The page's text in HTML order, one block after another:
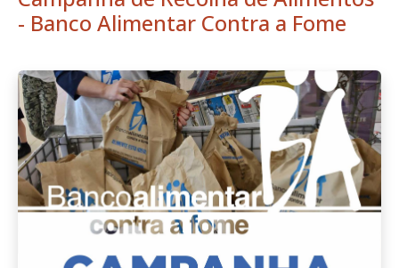
- Banco Alimentar Contra a Fome